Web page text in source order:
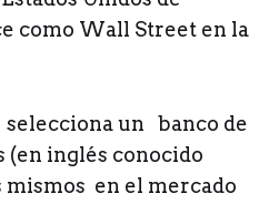
como Wall Street en la
un banco de
(en inglés conocido
mismos en el mercado